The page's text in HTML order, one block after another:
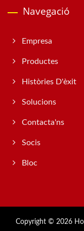
Navegació
Empresa
Productes
Històries D'èxit
Solucions
Contacta'ns
Socis
Bloc
Copyright © 2026